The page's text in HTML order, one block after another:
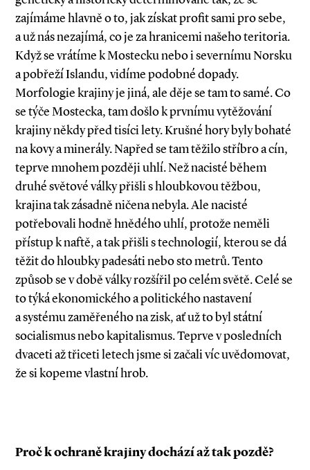
zajímáme hlavně o to, jak získat profit sami pro sebe,
a už nás nezajímá, co je za hranicemi našeho teritoria.
Když se vrátíme k Mostecku nebo i severnímu Norsku
a pobřeží Islandu, vidíme podobné dopady.
Morfologie krajiny je jiná, ale děje se tam to samé. Co
se týče Mostecka, tam došlo k prvnímu vytěžování
krajiny někdy před tisíci lety. Krušné hory byly bohaté
na kovy a minerály. Napřed se tam těžilo stříbro a cín,
teprve mnohem později uhlí. Než nacisté během
druhé světové války přišli s hloubkovou těžbou,
krajina tak zásadně ničena nebyla. Ale nacisté
potřebovali hodně hnědého uhlí, protože neměli
přístup k naftě, a tak přišli s technologií, kterou se dá
těžit do hloubky padesáti nebo sto metrů. Tento
způsob se v době války rozšířil po celém světě. Celé se
to týká ekonomického a politického nastavení
a systému zaměřeného na zisk, ať už to byl státní
socialismus nebo kapitalismus. Teprve v posledních
dvaceti až třiceti letech jsme si začali víc uvědomovat,
že si kopeme vlastní hrob.
Proč k ochraně krajiny dochází až tak pozdě?